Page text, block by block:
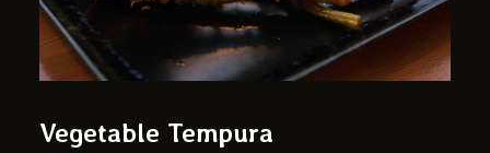
Vegetable Tempura